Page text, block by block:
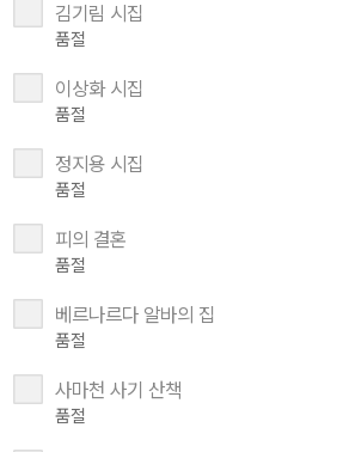
김기림 시집
품절
이상화 시집
품절
정지용 시집
품절
피의 결혼
품절
베르나르다 알바의 집
품절
사마천 사기 산책
품절